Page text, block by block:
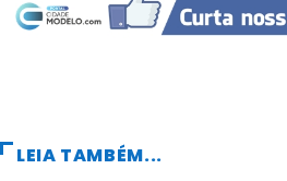
LEIA TAMBÉM...